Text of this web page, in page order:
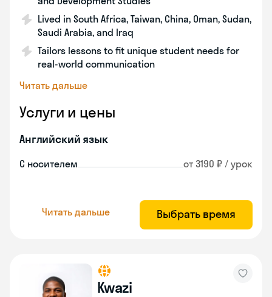
Lived in South Africa, Taiwan, China, Oman, Sudan,
Saudi Arabia, and Iraq
Tailors lessons to fit unique student needs for
real-world communication
Читать дальше
Услуги и цены
Английский язык
С носителем от 3190 ₽ / урок
Читать дальше Выбрать время
Kwazi